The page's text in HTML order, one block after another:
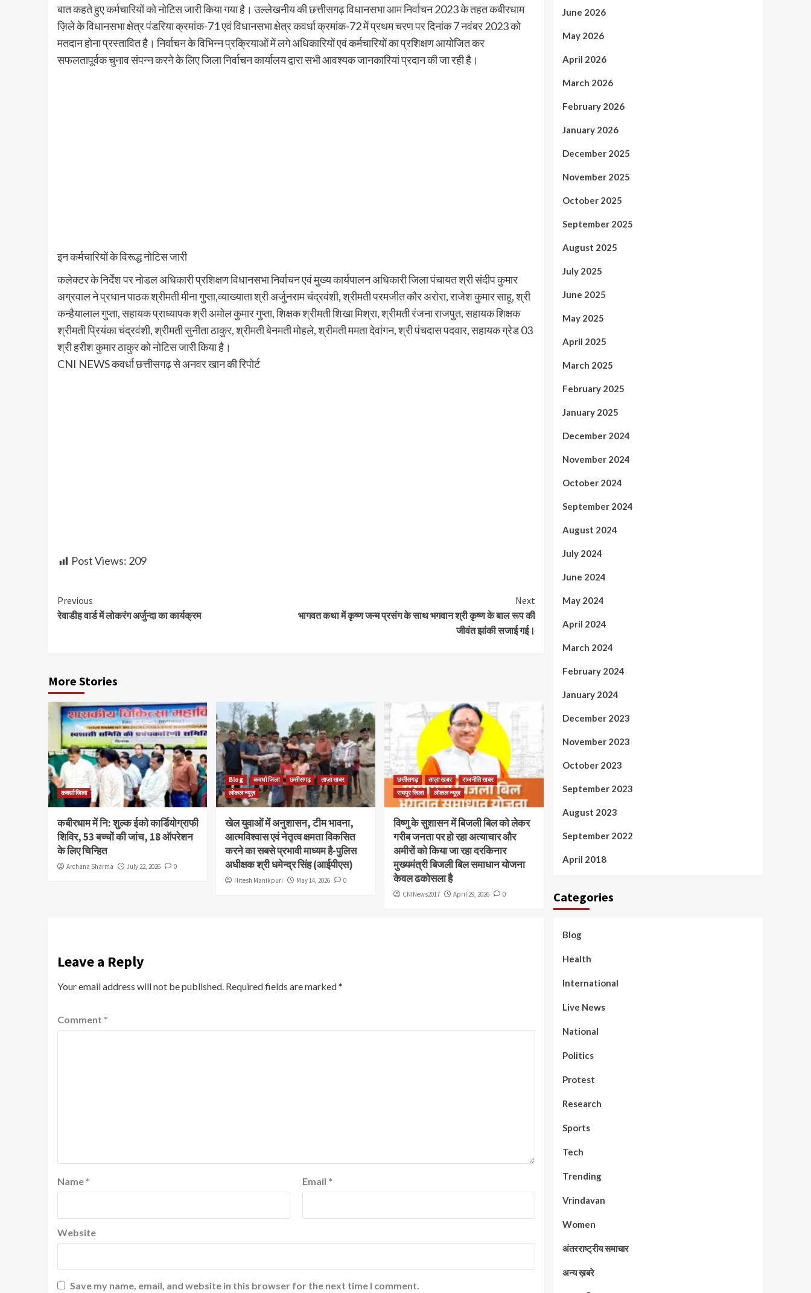
बात कहते हुए कर्मचारियों को नोटिस जारी किया गया है। उल्लेखनीय की छत्तीसगढ़ विधानसभा आम निर्वाचन 2023 के तहत कबीरधाम
ज़िले के विधानसभा क्षेत्र पंडरिया क्रमांक-71 एवं विधानसभा क्षेत्र कवर्धा क्रमांक-72 में प्रथम चरण पर दिनांक 7 नवंबर 2023 को
मतदान होना प्रस्तावित है। निर्वाचन के विभिन्न प्रक्रियाओं में लगे अधिकारियों एवं कर्मचारियों का प्रशिक्षण आयोजित कर
सफलतापूर्वक चुनाव संपन्न करने के लिए जिला निर्वाचन कार्यालय द्वारा सभी आवश्यक जानकारियां प्रदान की जा रही है।
इन कर्मचारियों के विरूद्ध नोटिस जारी
कलेक्टर के निर्देश पर नोडल अधिकारी प्रशिक्षण विधानसभा निर्वाचन एवं मुख्य कार्यपालन अधिकारी जिला पंचायत श्री संदीप कुमार
अग्रवाल ने प्रधान पाठक श्रीमती मीना गुप्ता,व्याख्याता श्री अर्जुनराम चंद्रवंशी, श्रीमती परमजीत कौर अरोरा, राजेश कुमार साहू, श्री
कन्हैयालाल गुप्ता, सहायक प्राध्यापक श्री अमोल कुमार गुप्ता, शिक्षक श्रीमती शिखा मिश्रा, श्रीमती रंजना राजपुत, सहायक शिक्षक
श्रीमती प्रियंका चंद्रवंशी, श्रीमती सुनीता ठाकुर, श्रीमती बेनमती मोहले, श्रीमती ममता देवांगन, श्री पंचदास पदवार, सहायक ग्रेड 03
श्री हरीश कुमार ठाकुर को नोटिस जारी किया है।
CNI NEWS कवर्धा छत्तीसगढ़ से अनवर खान की रिपोर्ट
Post Views: 209
Continue
Reading
Previous
रेवाडीह वार्ड में लोकरंग अर्जुन्दा का कार्यक्रम
Next
भागवत कथा में कृष्ण जन्म प्रसंग के साथ भगवान श्री कृष्ण के बाल रूप की
जीवंत झांकी सजाई गई।
More Stories
कवर्धा जिला
कबीरधाम में नि: शुल्क ईको कार्डियोग्राफी
शिविर, 53 बच्चों की जांच, 18 ऑपरेशन
के लिए चिन्हित
Archana Sharma July 22, 2026 0
Blog कवर्धा जिला छत्तीसगढ़
ताज़ा खबर
लोकल न्यूज़
खेल युवाओं में अनुशासन, टीम भावना,
आत्मविश्वास एवं नेतृत्व क्षमता विकसित
करने का सबसे प्रभावी माध्यम है-पुलिस
अधीक्षक श्री धमेन्द्र सिंह (आईपीएस)
Hitesh Manikpuri May 14, 2026 0
छत्तीसगढ़ ताज़ा खबर
राजनीति खबर
रायपुर जिला
लोकल न्यूज़
विष्णु के सुशासन में बिजली बिल को लेकर
गरीब जनता पर हो रहा अत्याचार और
अमीरों को किया जा रहा दरकिनार
मुख्यमंत्री बिजली बिल समाधान योजना
केवल ढकोसला है
CNINews2017 April 29, 2026 0
Leave a Reply
Your email address will not be published. Required fields are marked*
Comment *
Name * Email *
Website
Save my name, email, and website in this browser for the next time I comment.
June 2026
May 2026
April 2026
March 2026
February 2026
January 2026
December 2025
November 2025
October 2025
September 2025
August 2025
July 2025
June 2025
May 2025
April 2025
March 2025
February 2025
January 2025
December 2024
November 2024
October 2024
September 2024
August 2024
July 2024
June 2024
May 2024
April 2024
March 2024
February 2024
January 2024
December 2023
November 2023
October 2023
September 2023
August 2023
September 2022
April 2018
Categories
Blog
Health
International
Live News
National
Politics
Protest
Research
Sports
Tech
Trending
Vrindavan
Women
अंतरराष्ट्रीय समाचार
अन्य ख़बरे